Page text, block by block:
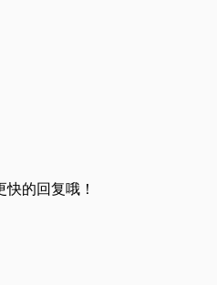
快的回复哦！